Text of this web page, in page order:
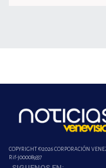
COPYRIGHT ©2026 CORPORACIÓN
Rif-j000089337